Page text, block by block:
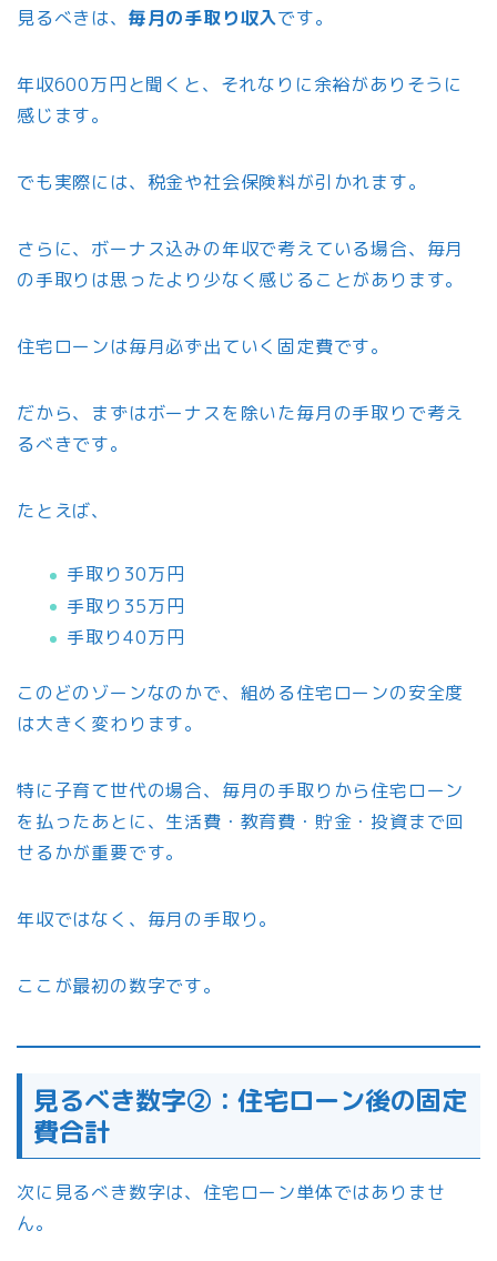
見るべきは、 毎月の手取り収入です。
年収600万円と聞くと、それなりに余裕がありそうに
感じます。
でも実際には、税金や社会保険料が引かれます。
さらに、ボーナス込みの年収で考えている場合、毎月
の手取りは思ったより少なく感じることがあります。
住宅ローンは毎月必ず出ていく固定費です。
だから、まずはボーナスを除いた毎月の手取りで考え
るべきです。
たとえば、
手取り30万円
手取り35万円
手取り40万円
このどのゾーンなのかで、組める住宅ローンの安全度
は大きく変わります。
特に子育て世代の場合、毎月の手取りから住宅ローン
を払ったあとに、生活費・教育費・貯金・投資まで回
せるかが重要です。
年収ではなく、毎月の手取り。
ここが最初の数字です。
見るべき数字②：住宅ローン後の固定
費合計
次に見るべき数字は、住宅ローン単体ではありませ
ん。